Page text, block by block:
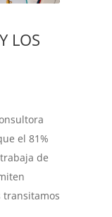
LOS
el 81%
de
transitamos